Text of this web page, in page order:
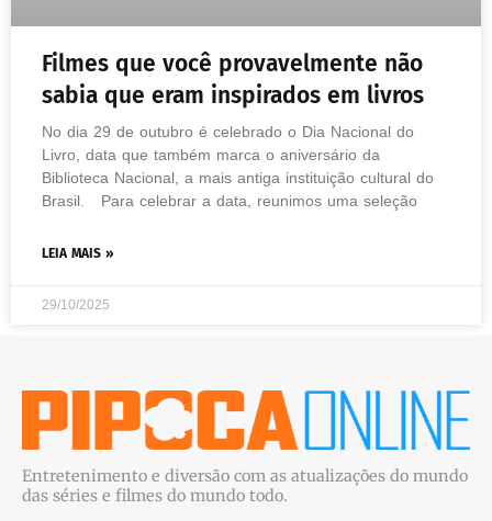
Filmes que você provavelmente não
sabia que eram inspirados em livros
No dia 29 de outubro é celebrado o Dia Nacional do
Livro, data que também marca o aniversário da
Biblioteca Nacional, a mais antiga instituição cultural do
Brasil. Para celebrar a data, reunimos uma seleção
LEIA MAIS »
29/10/2025
Entretenimento e diversão com as atualizações do mundo
das séries e filmes do mundo todo.